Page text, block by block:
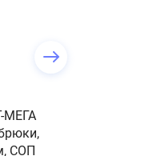
МЕГА
СОП